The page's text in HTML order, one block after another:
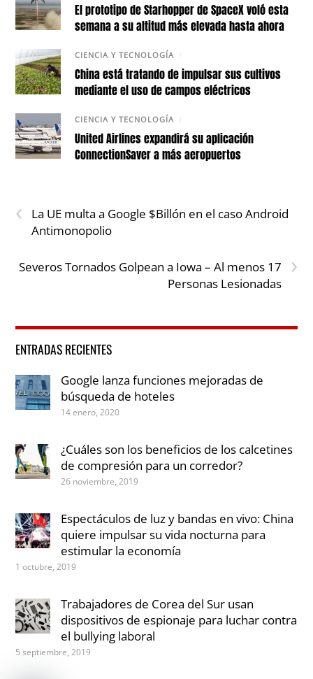
El prototipo de Starhopper de SpaceX voló esta
semana a su altitud más elevada hasta ahora
CIENCIA Y TECNOLOGÍA /
China está tratando de impulsar sus cultivos
mediante el uso de campos eléctricos
CIENCIA Y TECNOLOGÍA /
United Airlines expandirá su aplicación
ConnectionSaver a más aeropuertos
‹
La UE multa a Google $Billón en el caso Android
Antimonopolio
›
Severos Tornados Golpean a Iowa – Al menos 17
Personas Lesionadas
ENTRADAS RECIENTES
Google lanza funciones mejoradas de
búsqueda de hoteles
14 enero, 2020
¿Cuáles son los beneficios de los calcetines
de compresión para un corredor?
26 noviembre, 2019
Espectáculos de luz y bandas en vivo: China
quiere impulsar su vida nocturna para
estimular la economía
1 octubre, 2019
Trabajadores de Corea del Sur usan
dispositivos de espionaje para luchar contra
el bullying laboral
5 septiembre, 2019